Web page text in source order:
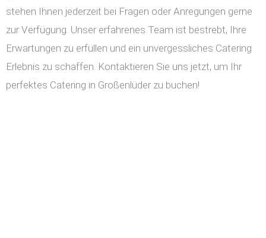
stehen Ihnen jederzeit bei Fragen oder Anregungen gerne
zur Verfügung. Unser erfahrenes Team ist bestrebt, Ihre
Erwartungen zu erfüllen und ein unvergessliches Catering
Erlebnis zu schaffen. Kontaktieren Sie uns jetzt, um Ihr
perfektes Catering in Großenlüder zu buchen!